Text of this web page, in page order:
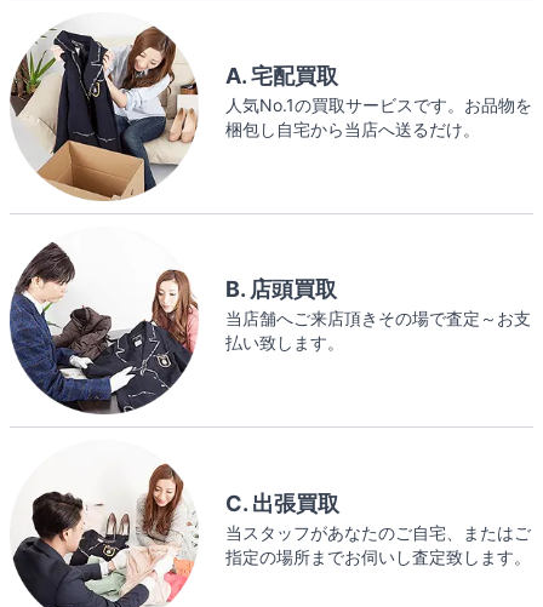
A. 宅配買取
人気No.1の買取サービスです。お品物を
梱包し自宅から当店へ送るだけ。
B. 店頭買取
当店舗へご来店頂きその場で査定～お支
払い致します。
C. 出張買取
当スタッフがあなたのご自宅、またはご
指定の場所までお伺いし査定致します。